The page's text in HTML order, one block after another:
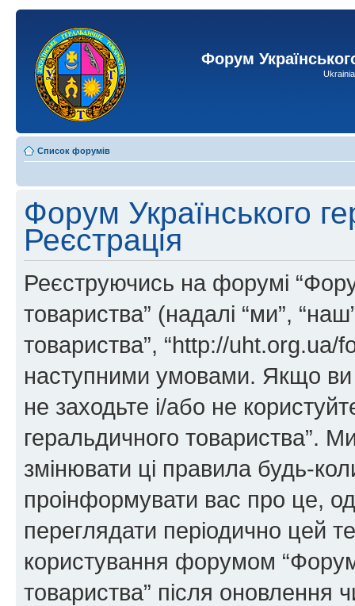
Форум
Список форумів
Форум Українського
Реєстрація
Реєструючись на форумі
товариства” (надалі “ми”,
товариства”, “http://uht.org.ua/
наступними умовами. Якщо ви
не заходьте і/або не
геральдичного товариства”.
змінювати ці правила будь-
проінформувати вас про це,
переглядати періодично цей
користування форумом
товариства” після оновлення